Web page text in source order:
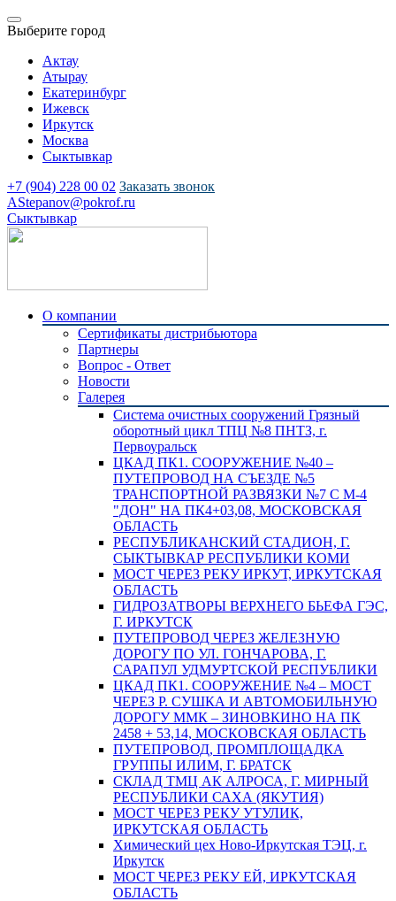
Выберите город
Актау
Атырау
Екатеринбург
Ижевск
Иркутск
Москва
Сыктывкар
+7 (904) 228 00 02 Заказать звонок
AStepanov@pokrof.ru
Сыктывкар
О компании
Сертификаты дистрибьютора
Партнеры
Вопрос - Ответ
Новости
Галерея
Система очистных сооружений Грязный
оборотный цикл ТПЦ №8 ПНТЗ, г.
Первоуральск
ЦКАД ПК1. СООРУЖЕНИЕ №40 –
ПУТЕПРОВОД НА СЪЕЗДЕ №5
ТРАНСПОРТНОЙ РАЗВЯЗКИ №7 С М-4
"ДОН" НА ПК4+03,08, МОСКОВСКАЯ
ОБЛАСТЬ
РЕСПУБЛИКАНСКИЙ СТАДИОН, Г.
СЫКТЫВКАР РЕСПУБЛИКИ КОМИ
МОСТ ЧЕРЕЗ РЕКУ ИРКУТ, ИРКУТСКАЯ
ОБЛАСТЬ
ГИДРОЗАТВОРЫ ВЕРХНЕГО БЬЕФА ГЭС,
Г. ИРКУТСК
ПУТЕПРОВОД ЧЕРЕЗ ЖЕЛЕЗНУЮ
ДОРОГУ ПО УЛ. ГОНЧАРОВА, Г.
САРАПУЛ УДМУРТСКОЙ РЕСПУБЛИКИ
ЦКАД ПК1. СООРУЖЕНИЕ №4 – МОСТ
ЧЕРЕЗ Р. СУШКА И АВТОМОБИЛЬНУЮ
ДОРОГУ ММК – ЗИНОВКИНО НА ПК
2458 + 53,14, МОСКОВСКАЯ ОБЛАСТЬ
ПУТЕПРОВОД, ПРОМПЛОЩАДКА
ГРУППЫ ИЛИМ, Г. БРАТСК
СКЛАД ТМЦ АК АЛРОСА, Г. МИРНЫЙ
РЕСПУБЛИКИ САХА (ЯКУТИЯ)
МОСТ ЧЕРЕЗ РЕКУ УТУЛИК,
ИРКУТСКАЯ ОБЛАСТЬ
Химический цех Ново-Иркутская ТЭЦ, г.
Иркутск
МОСТ ЧЕРЕЗ РЕКУ ЕЙ, ИРКУТСКАЯ
ОБЛАСТЬ